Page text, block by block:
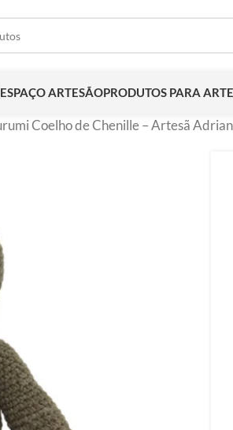
ARTESÃOPRODUTOS PARA
Coelho de Chenille – Artesã